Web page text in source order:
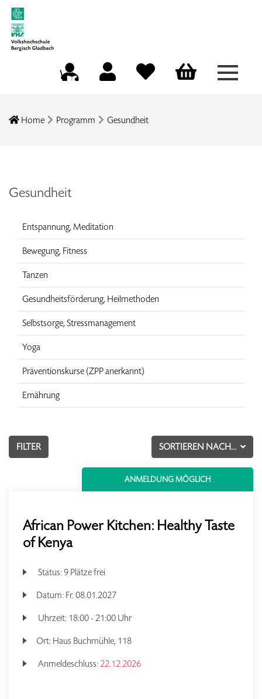
Menü
Home Programm Gesundheit
Gesundheit
Entspannung, Meditation
Bewegung, Fitness
Tanzen
Gesundheitsförderung, Heilmethoden
Selbstsorge, Stressmanagement
Yoga
Präventionskurse (ZPP anerkannt)
Ernährung
SORTIEREN NACH...
FILTER
ANMELDUNG MÖGLICH
African Power Kitchen: Healthy Taste
of Kenya
Status:9 Plätze frei
Datum: Fr. 08.01.2027
Uhrzeit: 18:00 - 21:00 Uhr
Ort: Haus Buchmühle, 118
Anmeldeschluss:22.12.2026